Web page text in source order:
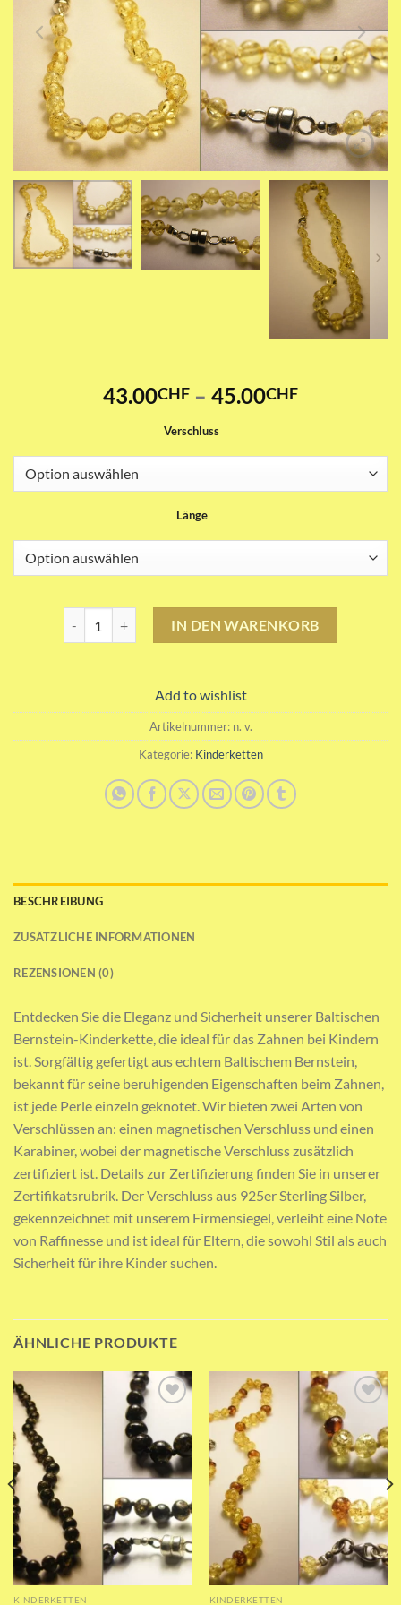
43.00CHF – 45.00CHF
45.00CHF
Verschluss
Länge
IN DEN WARENKORB
Add to wishlist
Artikelnummer: n. v.
Kategorie: Kinderketten
BESCHREIBUNG
ZUSÄTZLICHE INFORMATIONEN
REZENSIONEN (0)
Entdecken Sie die Eleganz und Sicherheit unserer Baltischen
Bernstein-Kinderkette, die ideal für das Zahnen bei Kindern
ist. Sorgfältig gefertigt aus echtem Baltischem Bernstein,
bekannt für seine beruhigenden Eigenschaften beim Zahnen,
ist jede Perle einzeln geknotet. Wir bieten zwei Arten von
Verschlüssen an: einen magnetischen Verschluss und einen
Karabiner, wobei der magnetische Verschluss zusätzlich
zertifiziert ist. Details zur Zertifizierung finden Sie in unserer
Zertifikatsrubrik. Der Verschluss aus 925er Sterling Silber,
gekennzeichnet mit unserem Firmensiegel, verleiht eine Note
von Raffinesse und ist ideal für Eltern, die sowohl Stil als auch
Sicherheit für ihre Kinder suchen.
ÄHNLICHE PRODUKTE
Add to wishlist
KINDERKETTEN
Add to wishlist
KINDERKETTEN